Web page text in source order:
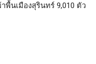
า​พื้นเมือง​สุรินทร์​ 9,010​ ตัว